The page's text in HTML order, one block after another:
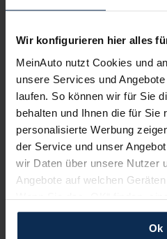
Wir konfigurieren hier alles
MeinAuto nutzt Cookies und
unsere Services und
laufen. So können wir für Sie
behalten und Ihnen die für Sie
personalisierte Werbung
der Service und unser
wir Daten über unsere Nutzer
Angebote auf welchen
Wenn Sie das „OK“ finden,
und erlauben uns Cookies für
verwenden und diese DatenOk
MeinAuto.de hat langjährige
dadurch ihr Wunschauto zum
bewerten unsere Arbeit positiv.
Sehen Sie sich unsere